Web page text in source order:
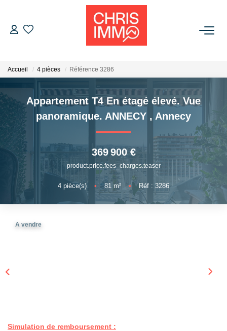
VENDRE
L'AGENCE
Présentation De L'agence
Accueil 4 pièces Référence 3286
Appartement T4 En étagé élevé. Vue
panoramique. ANNECY , Annecy
369 900 €
product.price.fees_charges.teaser
4 pièce(s) • 81 m² • Réf : 3286
A vendre
Simulation de remboursement :